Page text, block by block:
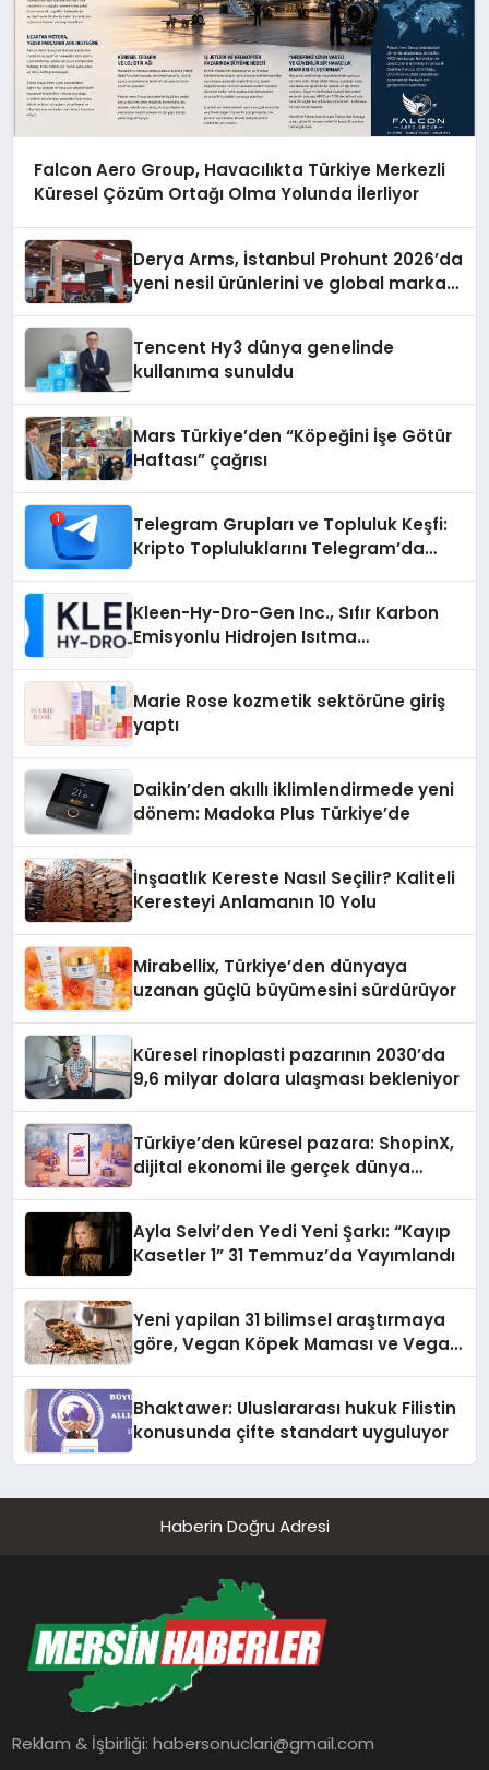
Falcon Aero Group, Havacılıkta Türkiye Merkezli
Küresel Çözüm Ortağı Olma Yolunda İlerliyor
Derya Arms, İstanbul Prohunt 2026’da
yeni nesil ürünlerini ve global marka
Tencent Hy3 dünya genelinde
kullanıma sunuldu
Mars Türkiye’den “Köpeğini İşe Götür
Haftası” çağrısı
Telegram Grupları ve Topluluk Keşfi:
Kripto Topluluklarını Telegram’da
Kleen-Hy-Dro-Gen Inc., Sıfır Karbon
Emisyonlu Hidrojen Isıtma
Marie Rose kozmetik sektörüne giriş
yaptı
Daikin’den akıllı iklimlendirmede yeni
dönem: Madoka Plus Türkiye’de
İnşaatlık Kereste Nasıl Seçilir? Kaliteli
Keresteyi Anlamanın 10 Yolu
Mirabellix, Türkiye’den dünyaya
uzanan güçlü büyümesini sürdürüyor
Küresel rinoplasti pazarının 2030’da
9,6 milyar dolara ulaşması bekleniyor
Türkiye’den küresel pazara: ShopinX,
dijital ekonomi ile gerçek dünya
Ayla Selvi’den Yedi Yeni Şarkı: “Kayıp
Kasetler 1” 31 Temmuz’da Yayımlandı
Yeni yapilan 31 bilimsel araştırmaya
göre, Vegan Köpek Maması ve Vegan
Bhaktawer: Uluslararası hukuk Filistin
konusunda çifte standart uyguluyor
Haberin Doğru Adresi
Reklam & İşbirliği:habersonuclari@gmail.com